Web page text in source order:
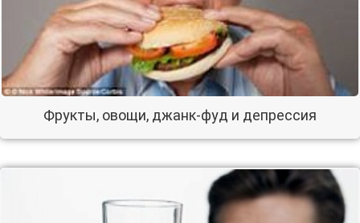
Фрукты, овощи, джанк-фуд и депрессия